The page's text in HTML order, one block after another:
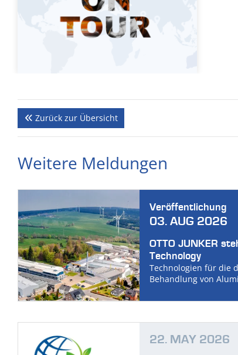
Zurück zur Übersicht
Weitere Meldungen
Veröffentlichung
03. AUG 2026
OTTO JUNKER
Technology
Technologien für die
Behandlung von
22. MAY 2026